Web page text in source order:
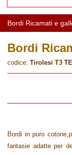
Bordi Ricamati e
Bordi
codice: Tirolesi T3
Bordi in puro
fantasie adatte per